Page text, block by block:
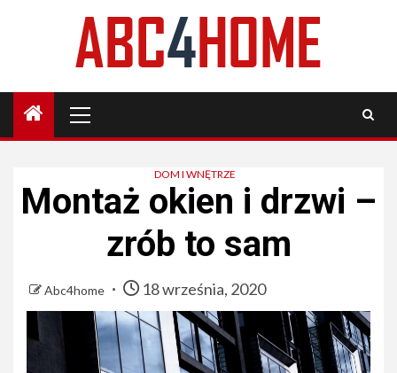
Menu
DOM I WNĘTRZE
Montaż okien i drzwi –
zrób to sam
Abc4home 18 września, 2020